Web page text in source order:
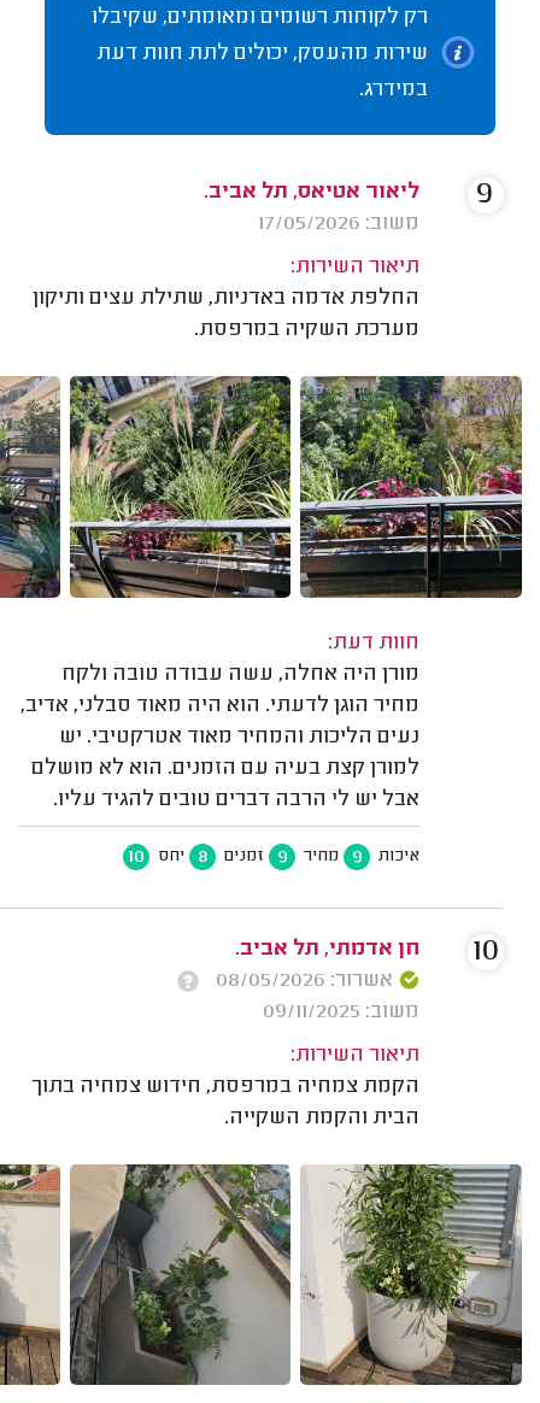
רק לקוחות רשומים ומאומתים, שקיבלו
שירות מהעסק, יכולים לתת חוות דעת
במידרג.
ליאור אטיאס, תל אביב.
משוב: 17/05/2026
תיאור השירות:
החלפת אדמה באדניות, שתילת עצים ותיקון
מערכת השקיה במרפסת.
חוות דעת:
מורן היה אחלה, עשה עבודה טובה ולקח
מחיר הוגן לדעתי. הוא היה מאוד סבלני, אדיב,
נעים הליכות והמחיר מאוד אטרקטיבי. יש
למורן קצת בעיה עם הזמנים. הוא לא מושלם
אבל יש לי הרבה דברים טובים להגיד עליו.
איכות 9 מחיר 9 זמנים 8 יחס 10
9
חן אדמתי, תל אביב.
אשרור: 08/05/2026
משוב: 09/11/2025
תיאור השירות:
הקמת צמחיה במרפסת, חידוש צמחיה בתוך
הבית והקמת השקייה.
10